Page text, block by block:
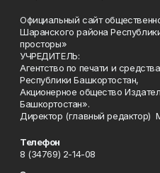
Официальный сайт
Шаранского района
просторы»
УЧРЕДИТЕЛЬ:
Агентство по печати и
Республики Башкортостан,
Акционерное общество
Башкортостан».
Директор (главный редактор)
Телефон
8 (34769) 2-14-08